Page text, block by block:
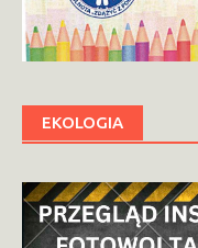
EKOLOGIA